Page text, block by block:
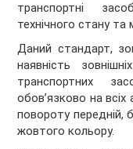
транспортні
технічного стану
Даний стандарт,
наявність
транспортних
обов’язково на
повороту передній,
жовтого кольору.